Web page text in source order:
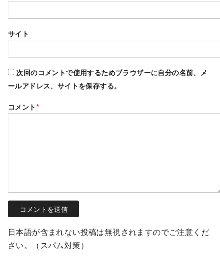
サイト
次回のコメントで使用するためブラウザーに自分の名前、メ
ールアドレス、サイトを保存する。
コメント*
日本語が含まれない投稿は無視されますのでご注意くだ
さい。（スパム対策）